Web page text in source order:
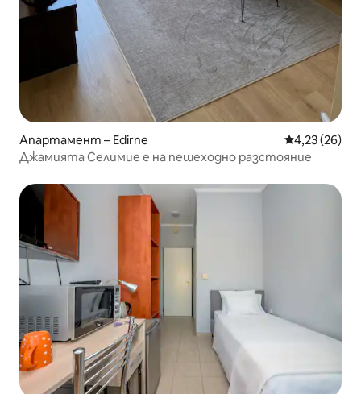
Апартамент – Edirne Средна
4,23 (26)
Джамията Селимие е на пешеходно разстояние